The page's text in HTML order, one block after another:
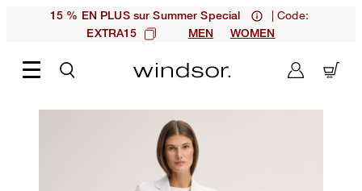
15 % EN PLUS sur Summer Special | Code:
EXTRA15 MEN WOMEN